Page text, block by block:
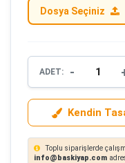
Dosya Seçiniz
ADET: -
Kendin
Toplu siparişlerde
info@baskiyap.com